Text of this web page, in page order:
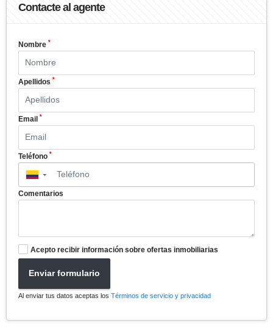
Contacte al agente
Nombre *
Apellidos *
Email *
Teléfono *
▼
Comentarios
Acepto recibir información sobre ofertas inmobiliarias
Enviar formulario
Al enviar tus datos aceptas los Términos de servicio y privacidad